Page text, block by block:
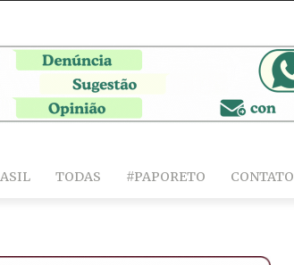
TODAS #PAPORETO CONTATO